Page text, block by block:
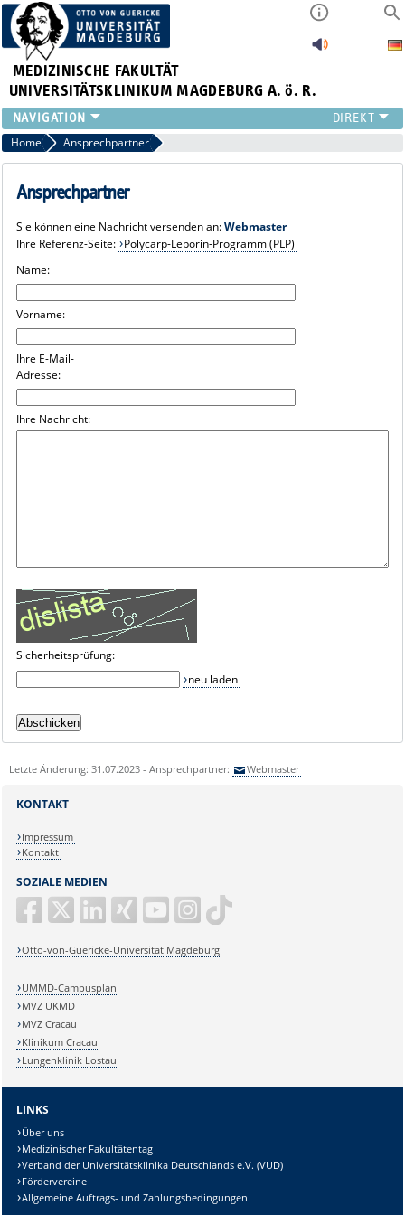
MEDIZINISCHE FAKULTÄT
UNIVERSITÄTSKLINIKUM MAGDEBURG A. ö. R.
INSTITUTE
KLINIKEN
ZENTRALE EINRICHTUNGEN
PRESSE
INTERNATIONAL
INTRANET
Home Ansprechpartner
Ansprechpartner
Sie können eine Nachricht versenden an:Webmaster
Ihre Referenz-Seite: Polycarp-Leporin-Programm (PLP)
Name:
Vorname:
Ihre E-Mail-
Adresse:
Ihre Nachricht:
Sicherheitsprüfung:
neu laden
Letzte Änderung: 31.07.2023 - Ansprechpartner: Webmaster
SOZIALE MEDIEN
Otto-von-Guericke-Universität Magdeburg
KONTAKT
Impressum
Kontakt
UMMD-Campusplan
MVZ UKMD
MVZ Cracau
Klinikum Cracau
Lungenklinik Lostau
LINKS
Über uns
Medizinischer Fakultätentag
Verband der Universitätsklinika Deutschlands e.V. (VUD)
Fördervereine
Allgemeine Auftrags- und Zahlungsbedingungen